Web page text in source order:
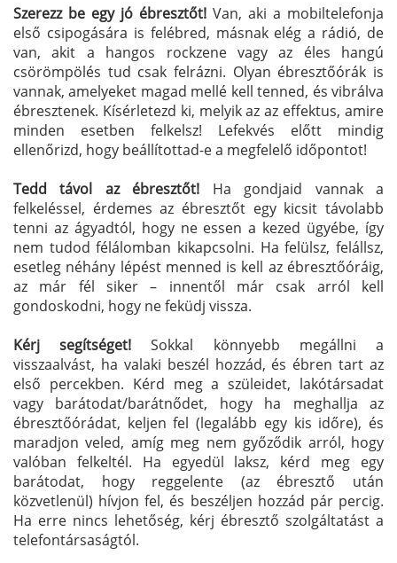
Szerezz be egy jó ébresztőt! Van, aki a mobiltelefonja
első csipogására is felébred, másnak elég a rádió, de
van, akit a hangos rockzene vagy az éles hangú
csörömpölés tud csak felrázni. Olyan ébresztőórák is
vannak, amelyeket magad mellé kell tenned, és vibrálva
ébresztenek. Kísérletezd ki, melyik az az effektus, amire
minden esetben felkelsz! Lefekvés előtt mindig
ellenőrizd, hogy beállítottad-e a megfelelő időpontot!
Tedd távol az ébresztőt! Ha gondjaid vannak a
felkeléssel, érdemes az ébresztőt egy kicsit távolabb
tenni az ágyadtól, hogy ne essen a kezed ügyébe, így
nem tudod félálomban kikapcsolni. Ha felülsz, felállsz,
esetleg néhány lépést menned is kell az ébresztőóráig,
az már fél siker – innentől már csak arról kell
gondoskodni, hogy ne feküdj vissza.
Kérj segítséget! Sokkal könnyebb megállni a
visszaalvást, ha valaki beszél hozzád, és ébren tart az
első percekben. Kérd meg a szüleidet, lakótársadat
vagy barátodat/barátnődet, hogy ha meghallja az
ébresztőórádat, keljen fel (legalább egy kis időre), és
maradjon veled, amíg meg nem győződik arról, hogy
valóban felkeltél. Ha egyedül laksz, kérd meg egy
barátodat, hogy reggelente (az ébresztő után
közvetlenül) hívjon fel, és beszéljen hozzád pár percig.
Ha erre nincs lehetőség, kérj ébresztő szolgáltatást a
telefontársaságtól.